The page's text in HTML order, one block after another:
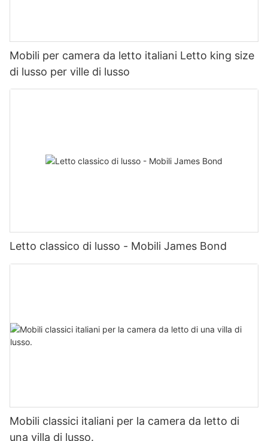
Mobili per camera da letto italiani Letto king size
di lusso per ville di lusso
Letto classico di lusso - Mobili James Bond
Mobili classici italiani per la camera da letto di
una villa di lusso.